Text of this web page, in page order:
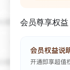
会员尊享权益